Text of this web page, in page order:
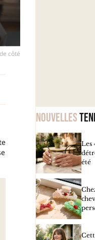
Nouvelles
Les
été
côté